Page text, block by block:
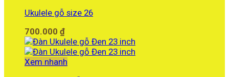
Ukulele gỗ size 26
700.000 ₫
Xem nhanh